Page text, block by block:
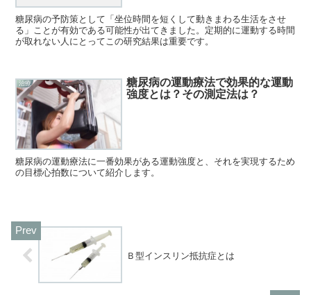
糖尿病の予防策として「坐位時間を短くして動きまわる生活をさせ
る」ことが有効である可能性が出てきました。定期的に運動する時間
が取れない人にとってこの研究結果は重要です。
治療
糖尿病の運動療法で効果的な運動
強度とは？その測定法は？
糖尿病の運動療法に一番効果がある運動強度と、それを実現するため
の目標心拍数について紹介します。
Ｂ型インスリン抵抗症とは